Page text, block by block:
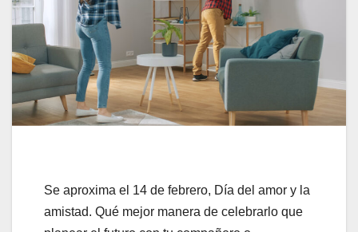
Se aproxima el 14 de febrero, Día del amor y la
amistad. Qué mejor manera de celebrarlo que